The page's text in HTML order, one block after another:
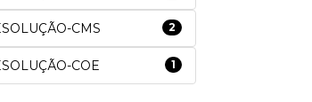
CMS 2
COE 1